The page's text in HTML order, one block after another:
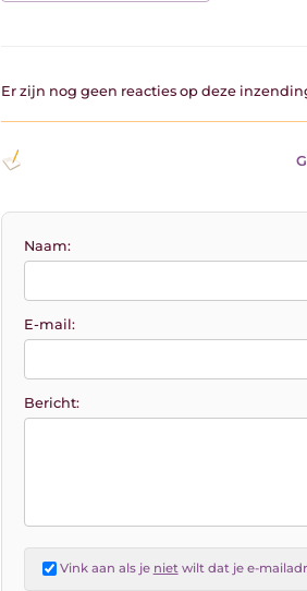
Er zijn nog geen reacties op deze
Naam:
E-mail:
Bericht:
Vink aan als je nietwilt dat je e-